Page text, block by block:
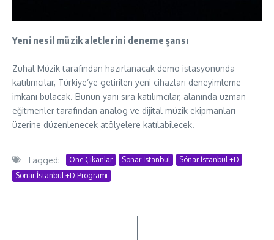
Yeni nesil müzik aletlerini deneme şansı
Zuhal Müzik tarafından hazırlanacak demo istasyonunda
katılımcılar, Türkiye’ye getirilen yeni cihazları deneyimleme
imkanı bulacak. Bunun yanı sıra katılımcılar, alanında uzman
eğitmenler tarafından analog ve dijital müzik ekipmanları
üzerine düzenlenecek atölyelere katılabilecek.
Tagged: Öne Çıkanlar Sonar İstanbul
Sónar İstanbul +D
Sonar İstanbul +D Programı